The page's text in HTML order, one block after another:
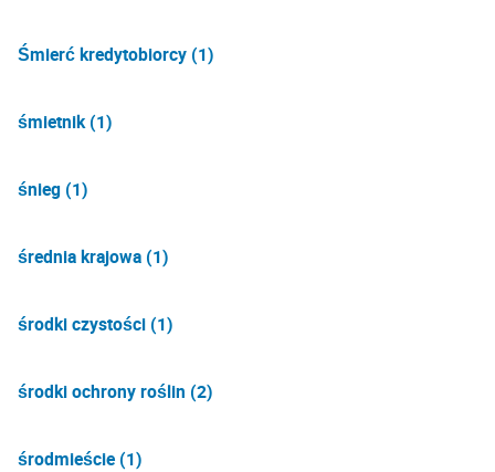
Śmierć kredytobiorcy (1)
śmietnik (1)
śnieg (1)
średnia krajowa (1)
środki czystości (1)
środki ochrony roślin (2)
środmieście (1)